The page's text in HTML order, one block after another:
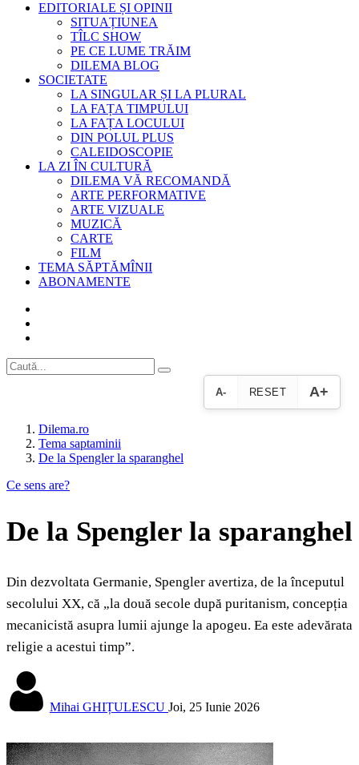
EDITORIALE ȘI OPINII
SITUAȚIUNEA
TÎLC SHOW
PE CE LUME TRĂIM
DILEMA BLOG
SOCIETATE
LA SINGULAR ȘI LA PLURAL
LA FAȚA TIMPULUI
LA FAȚA LOCULUI
DIN POLUL PLUS
CALEIDOSCOPIE
LA ZI ÎN CULTURĂ
DILEMA VĂ RECOMANDĂ
ARTE PERFORMATIVE
ARTE VIZUALE
MUZICĂ
CARTE
FILM
TEMA SĂPTĂMÎNII
ABONAMENTE
A- RESET A+
Dilema.ro
Tema saptaminii
De la Spengler la sparanghel
Ce sens are?
De la Spengler la sparanghel
Din dezvoltata Germanie, Spengler avertiza, de la începutul
secolului XX, că „la două secole după puritanism, concepția
mecanicistă asupra lumii ajunge la apogeu. Ea este adevărata
religie a acestui timp”.
Mihai GHIȚULESCU Joi, 25 Iunie 2026